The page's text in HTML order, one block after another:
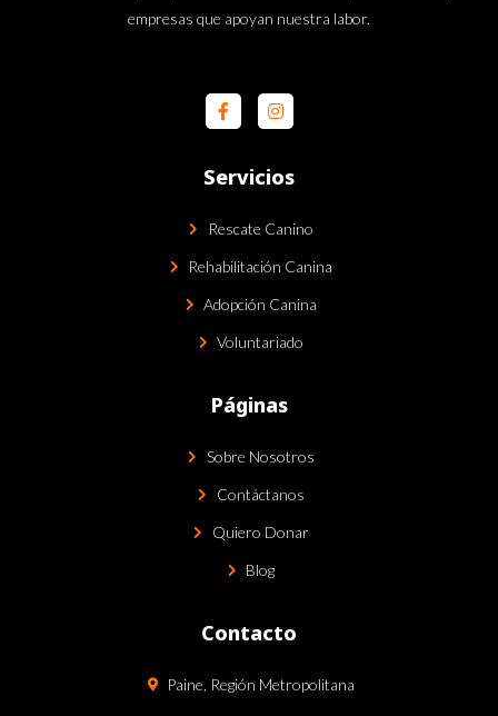
empresas que apoyan nuestra labor.
Servicios
Rescate Canino
Rehabilitación Canina
Adopción Canina
Voluntariado
Páginas
Sobre Nosotros
Contáctanos
Quiero Donar
Blog
Contacto
Paine, Región Metropolitana